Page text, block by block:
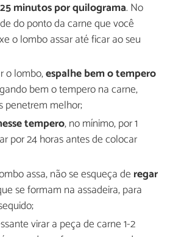
25 minutos por quilograma. No
do ponto da carne que você
o lombo assar até ficar ao seu
o lombo,espalhe bem o tempero
bem o tempero na carne,
penetrem melhor;
tempero, no mínimo, por 1
por 24 horas antes de colocar
assa, não se esqueça de regar
se formam na assadeira, para
virar a peça de carne 1-2